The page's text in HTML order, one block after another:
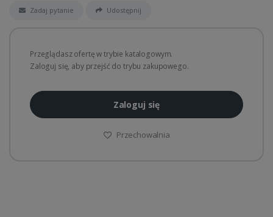
Zadaj pytanie Udostępnij
Przeglądasz ofertę w trybie katalogowym.
Zaloguj się, aby przejść do trybu zakupowego.
Zaloguj się
Przechowalnia